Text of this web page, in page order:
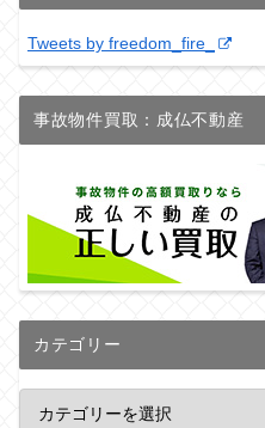
Tweets by freedom_fire_
事故物件買取：成仏不動産
カテゴリー